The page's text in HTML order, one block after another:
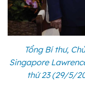
Tổng Bí thư,
Singapore
thứ 23 (29/5/